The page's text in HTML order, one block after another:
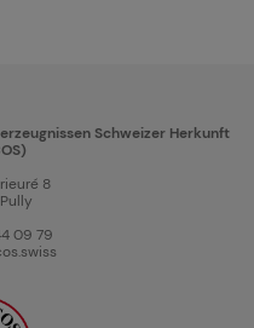
Schweizer Herkunft
8
09 79